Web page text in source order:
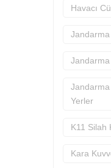
Havacı
Jandarma
Yerler
K11 Silah
Kara